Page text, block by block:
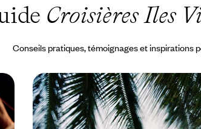
Croisières Iles
Conseils pratiques, témoignages et inspirations